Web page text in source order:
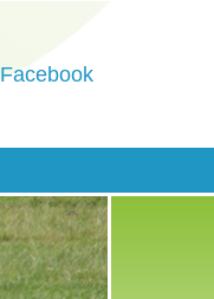
Facebook